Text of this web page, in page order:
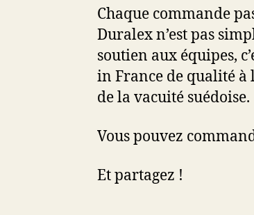
Chaque commande
Duralex n’est pas
soutien aux équipes,
in France de qualité à
de la vacuité suédoise.
Vous pouvez
Et partagez !